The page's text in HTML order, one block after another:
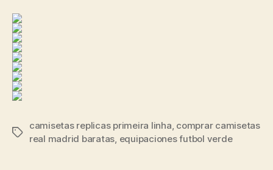
Etiquetas
camisetas replicas primeira linha, comprar camisetas
real madrid baratas, equipaciones futbol verde